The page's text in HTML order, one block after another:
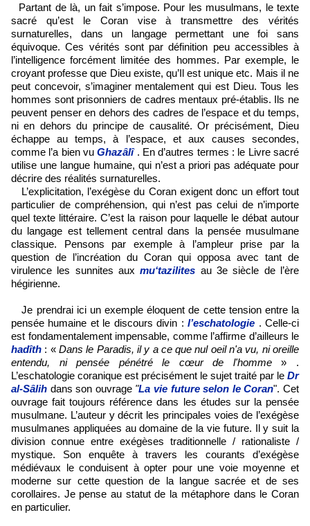
Partant de là, un fait s’impose. Pour les musulmans, le texte
sacré qu’est le Coran vise à transmettre des vérités
surnaturelles, dans un langage permettant une foi sans
équivoque. Ces vérités sont par définition peu accessibles à
l’intelligence forcément limitée des hommes. Par exemple, le
croyant professe que Dieu existe, qu’Il est unique etc. Mais il ne
peut concevoir, s’imaginer mentalement qui est Dieu. Tous les
hommes sont prisonniers de cadres mentaux pré-établis. Ils ne
peuvent penser en dehors des cadres de l’espace et du temps,
ni en dehors du principe de causalité. Or précisément, Dieu
échappe au temps, à l’espace, et aux causes secondes,
comme l’a bien vuGhazâlî. En d’autres termes : le Livre sacré
utilise une langue humaine, qui n’est a priori pas adéquate pour
décrire des réalités surnaturelles.
L’explicitation, l’exégèse du Coran exigent donc un effort tout
particulier de compréhension, qui n’est pas celui de n’importe
quel texte littéraire. C’est la raison pour laquelle le débat autour
du langage est tellement central dans la pensée musulmane
classique. Pensons par exemple à l’ampleur prise par la
question de l’incréation du Coran qui opposa avec tant de
virulence les sunnites auxmu‘tazilites au 3e siècle de l’ère
hégirienne.
Je prendrai ici un exemple éloquent de cette tension entre la
pensée humaine et le discours divin :l’eschatologie . Celle-ci
est fondamentalement impensable, comme l’affirme d’ailleurs le
hadîth : «Dans le Paradis, il y a ce que nul oeil n'a vu, ni oreille
entendu, ni pensée pénétré le cœur de l'homme» .
L’eschatologie coranique est précisément le sujet traité par le Dr
al-Sâlih dans son ouvrage "La vie future selon le Coran". Cet
ouvrage fait toujours référence dans les études sur la pensée
musulmane. L’auteur y décrit les principales voies de l’exégèse
musulmanes appliquées au domaine de la vie future. Il y suit la
division connue entre exégèses traditionnelle / rationaliste /
mystique. Son enquête à travers les courants d’exégèse
médiévaux le conduisent à opter pour une voie moyenne et
moderne sur cette question de la langue sacrée et de ses
corollaires. Je pense au statut de la métaphore dans le Coran
en particulier.